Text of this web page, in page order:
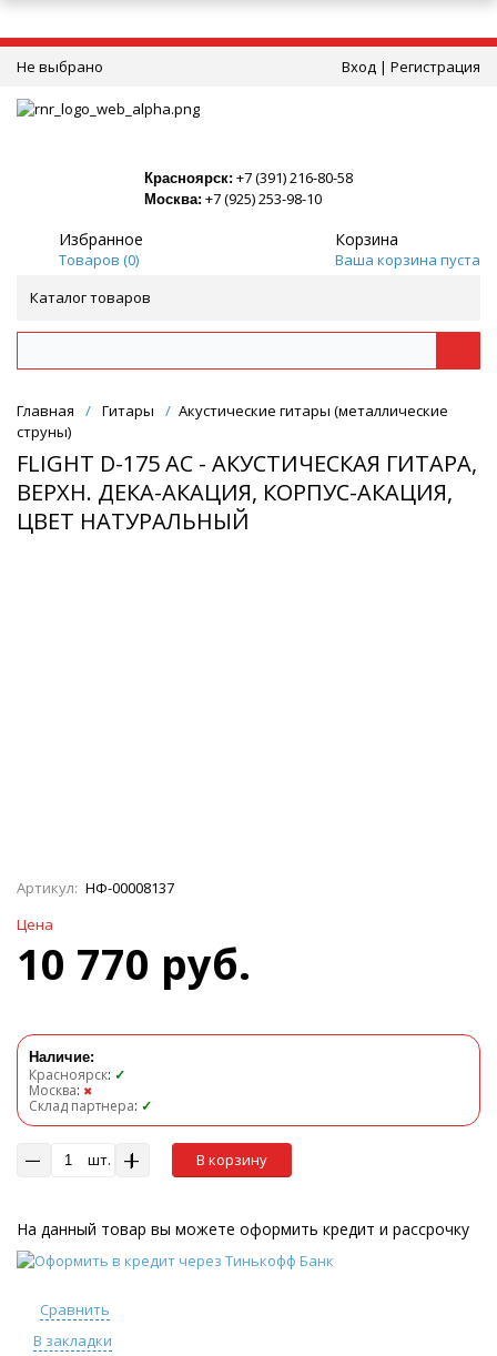
Не выбрано Вход | Регистрация
Красноярск: +7 (391) 216-80-58
Москва: +7 (925) 253-98-10
Избранное
Товаров (0)
Корзина
Ваша корзина пуста
Каталог товаров
Главная / Гитары / Акустические гитары (металлические
струны)
FLIGHT D-175 AC - АКУСТИЧЕСКАЯ ГИТАРА,
ВЕРХН. ДЕКА-АКАЦИЯ, КОРПУС-АКАЦИЯ,
ЦВЕТ НАТУРАЛЬНЫЙ
Артикул: НФ-00008137
Цена
10 770 руб.
Наличие:
Красноярск: ✓
Москва: ✖
Склад партнера: ✓
шт. В корзину
На данный товар вы можете оформить кредит и рассрочку
Сравнить
В закладки